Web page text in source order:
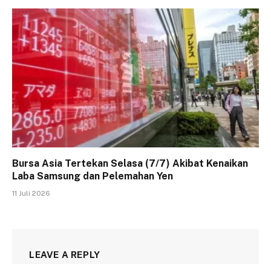
Bursa Asia Tertekan Selasa (7/7) Akibat Kenaikan
Laba Samsung dan Pelemahan Yen
11 Juli 2026
LEAVE A REPLY